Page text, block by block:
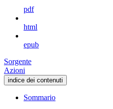
pdf
html
epub
Sorgente
Azioni
indice dei contenuti
Sommario